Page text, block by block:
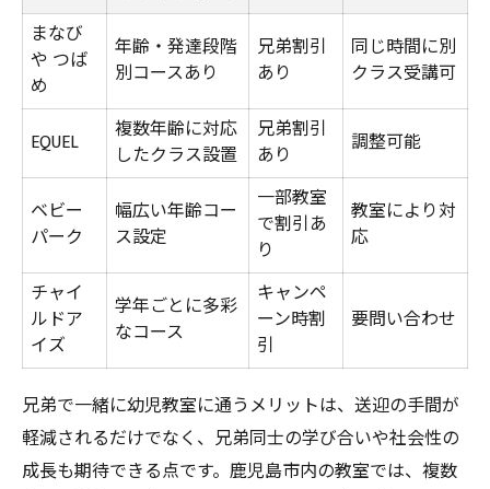
まなび
や つば
め
年齢・発達段階
別コースあり
兄弟割引
あり
同じ時間に別
クラス受講可
EQUEL
複数年齢に対応
したクラス設置
兄弟割引
あり
調整可能
ベビー
パーク
幅広い年齢コー
ス設定
一部教室
で割引あ
り
教室により対
応
チャイ
ルドア
イズ
学年ごとに多彩
なコース
キャンペ
ーン時割
引
要問い合わせ
兄弟で一緒に幼児教室に通うメリットは、送迎の手間が
軽減されるだけでなく、兄弟同士の学び合いや社会性の
成長も期待できる点です。鹿児島市内の教室では、複数